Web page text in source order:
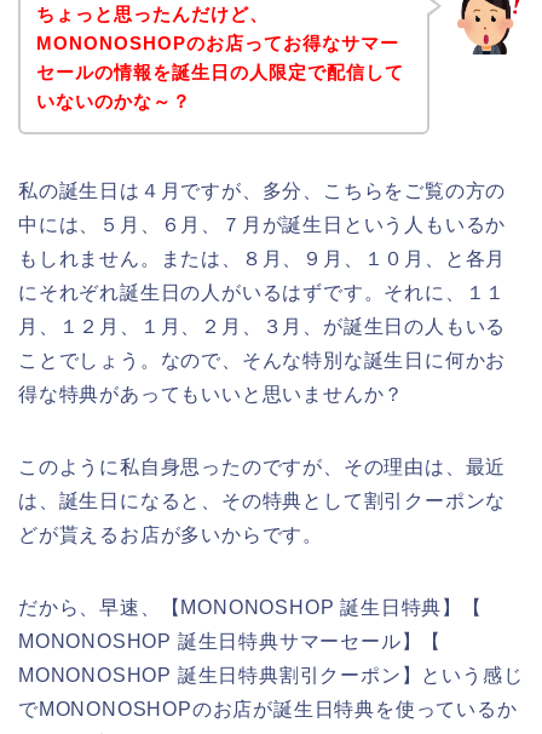
ちょっと思ったんだけど、
MONONOSHOPのお店ってお得なサマー
セールの情報を誕生日の人限定で配信して
いないのかな～？
私の誕生日は４月ですが、多分、こちらをご覧の方の
中には、５月、６月、７月が誕生日という人もいるか
もしれません。または、８月、９月、１０月、と各月
にそれぞれ誕生日の人がいるはずです。それに、１１
月、１２月、１月、２月、３月、が誕生日の人もいる
ことでしょう。なので、そんな特別な誕生日に何かお
得な特典があってもいいと思いませんか？
このように私自身思ったのですが、その理由は、最近
は、誕生日になると、その特典として割引クーポンな
どが貰えるお店が多いからです。
だから、早速、【MONONOSHOP 誕生日特典】【
MONONOSHOP 誕生日特典サマーセール】【
MONONOSHOP 誕生日特典割引クーポン】という感じ
でMONONOSHOPのお店が誕生日特典を使っているか